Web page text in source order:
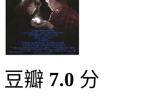
豆瓣 7.0 分